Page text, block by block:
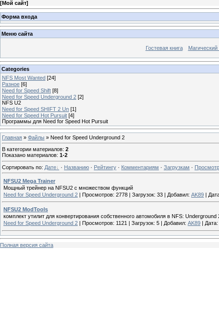
[Мой сайт]
Форма входа
Меню сайта
Гостевая книга Магический
Categories
NFS Most Wanted [24]
Разное [6]
Need for Speed Shift [8]
Need for Speed Underground 2 [2]
NFS U2
Need for Speed SHIFT 2 Un [1]
Need for Speed Hot Pursuit [4]
Программы для Need for Speed Hot Pursuit
Главная » Файлы » Need for Speed Underground 2
В категории материалов: 2
Показано материалов: 1-2
Сортировать по: Дате · Названию · Рейтингу · Комментариям · Загрузкам ·
NFSU2 Mega Trainer
Мощный трейнер на NFSU2 с множеством функций
Need for Speed Underground 2 | Просмотров: 2778 | Загрузок: 33 | Добавил: AK89 |
NFSU2 ModTools
комплект утилит для конвертирования собственного автомобиля в NFS: Underground
Need for Speed Underground 2
Просмотров: 1121 Загрузок: 5 Добавил: AK89 Дата:
Полная версия сайта